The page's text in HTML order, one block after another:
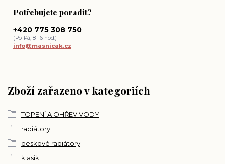
Zboží zařazeno v kategoriích
TOPENÍ A OHŘEV VODY
radiátory
deskové radiátory
klasik
Potřebujete poradit?
+420 775 308 750
(Po-Pá, 8-16 hod.)
info@masnicak.cz